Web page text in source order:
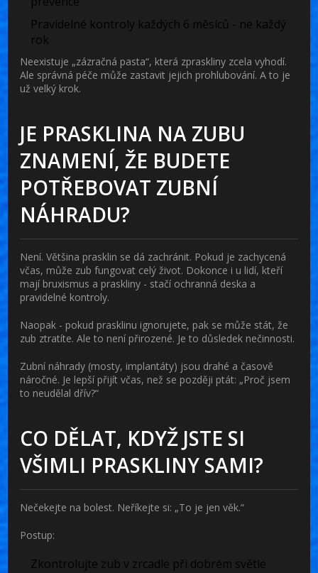
Pravidelné kontroly každých 6 měsíců - ne každý
rok
Neexistuje „zázračná pasta“, která zpraskliny zcela vyhodí.
Ale správná péče může zastavit jejich prohlubování. A to je
už velký krok.
JE PRASKLINA NA ZUBU
ZNAMENÍ, ŽE BUDETE
POTŘEBOVAT ZUBNÍ
NÁHRADU?
Není. Většina prasklin se dá zachránit. Pokud je zachycená
včas, může zub fungovat celý život. Dokonce i u lidí, kteří
mají bruxismus a praskliny - stačí ochranná deska a
pravidelné kontroly.
Naopak - pokud prasklinu ignorujete, pak se může stát, že
zub ztratíte. Ale to není přirozené. Je to důsledek nečinnosti.
Zubní náhrady (mosty, implantáty) jsou drahé a časově
náročné. Je lepší přijít včas, než se později ptát: „Proč jsem
to neudělal dřív?“
CO DĚLAT, KDYŽ JSTE SI
VŠIMLI PRASKLINY SAMI?
Nečekejte na bolest. Neříkejte si: „To je jen věk.“
Postup:
Zkontrolujte zub v zrcadle při dobrém světle